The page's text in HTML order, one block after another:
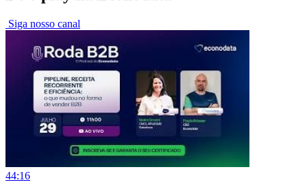
Siga nosso canal
44:16